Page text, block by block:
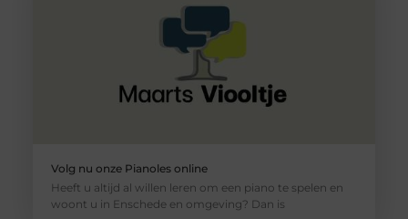
Volg nu onze Pianoles online
Heeft u altijd al willen leren om een piano te spelen en
woont u in Enschede en omgeving? Dan is